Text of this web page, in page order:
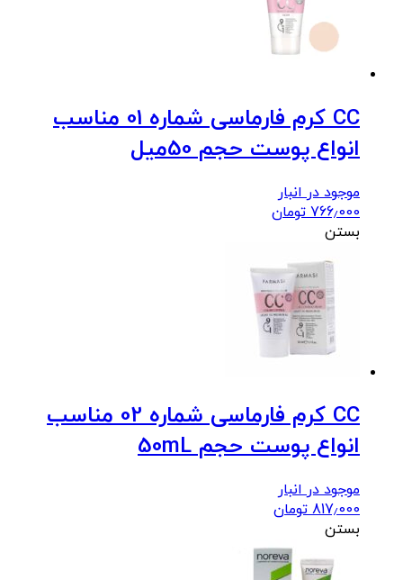
CC کرم فارماسی شماره 01 مناسب
انواع پوست حجم 50میل
موجود در انبار
766٫000 تومان
بستن
CC کرم فارماسی شماره 02 مناسب
انواع پوست حجم 50mL
موجود در انبار
817٫000 تومان
بستن